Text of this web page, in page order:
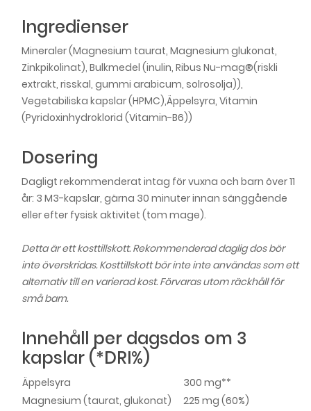
Ingredienser
Mineraler (Magnesium taurat, Magnesium glukonat,
Zinkpikolinat), Bulkmedel (inulin, Ribus Nu-mag®(riskli
extrakt, risskal, gummi arabicum, solrosolja)),
Vegetabiliska kapslar (HPMC),Äppelsyra, Vitamin
(Pyridoxinhydroklorid (Vitamin-B6))
Dosering
Dagligt rekommenderat intag för vuxna och barn över 11
år: 3 M3-kapslar, gärna 30 minuter innan sänggående
eller efter fysisk aktivitet (tom mage).
Detta är ett kosttillskott. Rekommenderad daglig dos bör
inte överskridas. Kosttillskott bör inte inte användas som ett
alternativ till en varierad kost. Förvaras utom räckhåll för
små barn.
Innehåll per dagsdos om 3
kapslar (*DRI%)
Äppelsyra
300 mg**
Magnesium (taurat, glukonat)
225 mg (60%)